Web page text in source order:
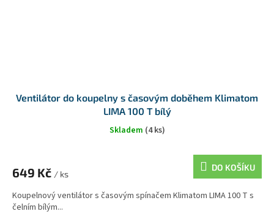
Ventilátor do koupelny s časovým doběhem Klimatom
LIMA 100 T bílý
Skladem (4 ks)
649 Kč / ks
DO KOŠÍKU
Koupelnový ventilátor s časovým spínačem Klimatom LIMA 100 T s
čelním bílým...